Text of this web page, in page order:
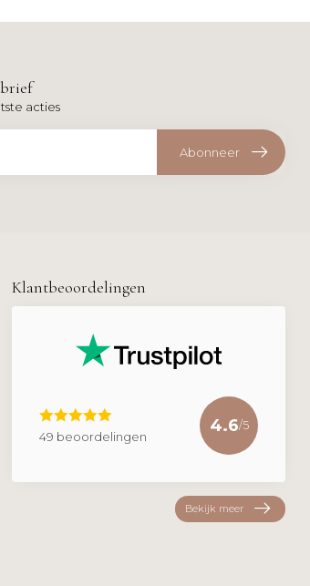
acties
Abonneer
Klantbeoordelingen
49 beoordelingen
4.6/5
Bekijk meer